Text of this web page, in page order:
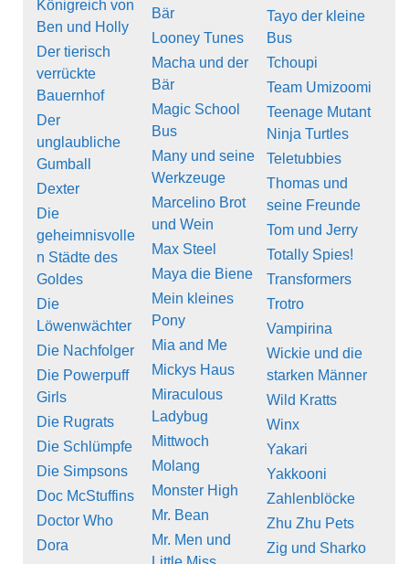
Königreich von
Ben und Holly
Der tierisch
verrückte
Bauernhof
Der
unglaubliche
Gumball
Dexter
Die
geheimnisvolle
n Städte des
Goldes
Die
Löwenwächter
Die Nachfolger
Die Powerpuff
Girls
Die Rugrats
Die Schlümpfe
Die Simpsons
Doc McStuffins
Doctor Who
Dora
Bär
Looney Tunes
Macha und der
Bär
Magic School
Bus
Many und seine
Werkzeuge
Marcelino Brot
und Wein
Max Steel
Maya die Biene
Mein kleines
Pony
Mia and Me
Mickys Haus
Miraculous
Ladybug
Mittwoch
Molang
Monster High
Mr. Bean
Mr. Men und
Tayo der kleine
Bus
Tchoupi
Team Umizoomi
Teenage Mutant
Ninja Turtles
Teletubbies
Thomas und
seine Freunde
Tom und Jerry
Totally Spies!
Transformers
Trotro
Vampirina
Wickie und die
starken Männer
Wild Kratts
Winx
Yakari
Yakkooni
Zahlenblöcke
Zhu Zhu Pets
Zig und Sharko